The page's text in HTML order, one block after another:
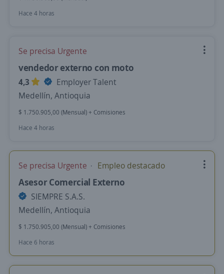
Hace 4 horas
Se precisa Urgente
vendedor externo con moto
4,3
Employer Talent
Medellín, Antioquia
$ 1.750.905,00 (Mensual) + Comisiones
Hace 4 horas
Se precisa Urgente Empleo destacado
Asesor Comercial Externo
SIEMPRE S.A.S.
Medellín, Antioquia
$ 1.750.905,00 (Mensual) + Comisiones
Hace 6 horas